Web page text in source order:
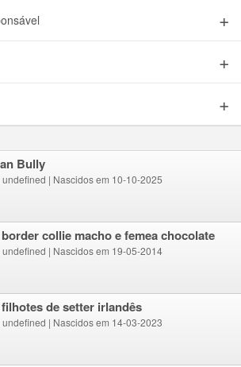
Bully
undefined | Nascidos em 10-10-2025
border collie macho e femea chocolate
undefined | Nascidos em 19-05-2014
filhotes de setter irlandês
undefined | Nascidos em 14-03-2023